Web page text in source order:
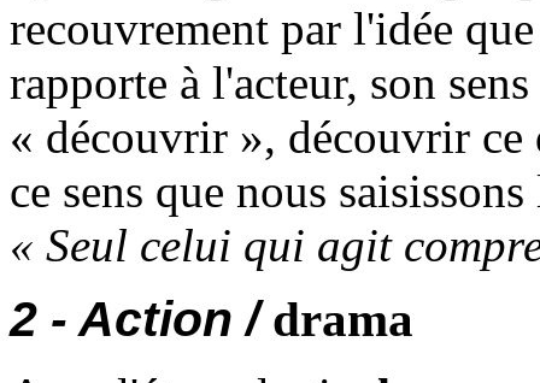
recouvrement par l'idée
rapporte à l'acteur, son
« découvrir », découvrir ce
ce sens que nous
« Seul celui qui agit
2 - Action /drama